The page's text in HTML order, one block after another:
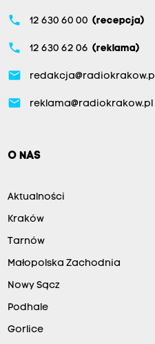
phone 12 630 60 00 (recepcja)
phone 12 630 62 06 (reklama)
email redakcja@radiokrakow.pl
email reklama@radiokrakow.pl
O NAS
Aktualności
Kraków
Tarnów
Małopolska Zachodnia
Nowy Sącz
Podhale
Gorlice